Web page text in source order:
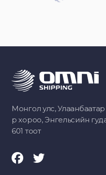
Монгол улс, Улаанбаатар
р хороо, Энгельсийн
601 тоот